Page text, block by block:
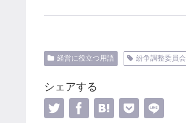
経営に役立つ用語 紛争調整委員会
シェアする